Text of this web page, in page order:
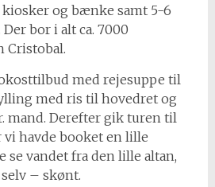
kiosker og bænke samt 5-6
bor i alt ca. 7000
Cristobal.
med rejesuppe til
med ris til hovedret og
mand. Derefter gik turen til
vi havde booket en lille
se vandet fra den lille altan,
– skønt.